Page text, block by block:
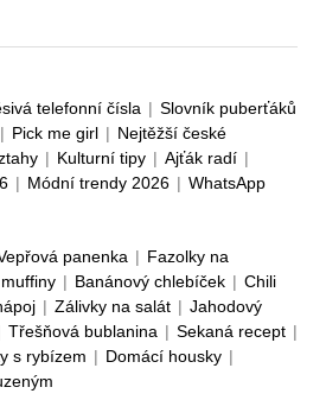
telefonní čísla | Slovník puberťáků
| Pick me girl | Nejtěžší české
| Kulturní tipy | Ajťák radí |
| Módní trendy 2026 | WhatsApp
panenka | Fazolky na
| Banánový chlebíček | Chili
| Zálivky na salát | Jahodový
Třešňová bublanina | Sekaná recept |
s rybízem | Domácí housky |